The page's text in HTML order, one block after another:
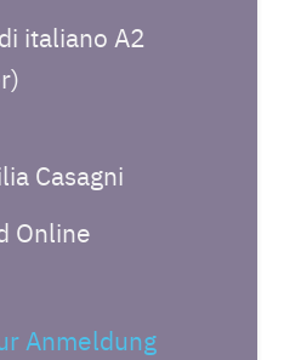
italiano A2
Casagni
Online
Anmeldung